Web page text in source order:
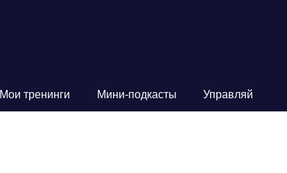
Мои тренинги Мини-подкасты Управляй